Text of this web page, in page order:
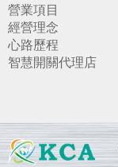
營業項目
經營理念
心路歷程
智慧開關代理店